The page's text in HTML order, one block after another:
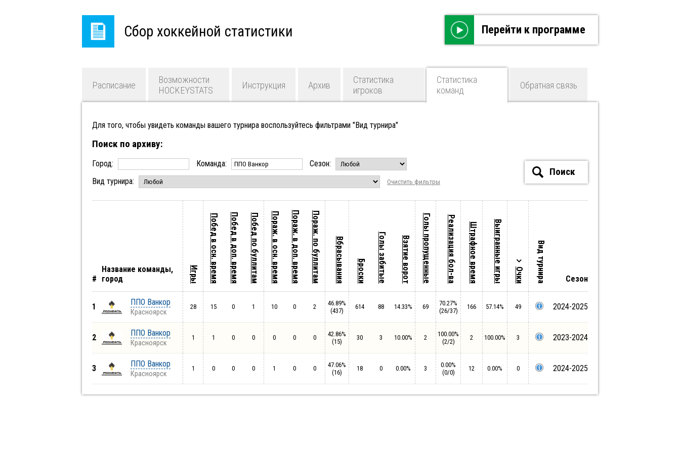
Перейти к программе
Сбор хоккейной статистики
Расписание
Возможности
HOCKEYSTATS
Инструкция Архив
Статистика
игроков
Статистика
команд
Обратная связь
Для того, чтобы увидеть команды вашего турнира воспользуйтесь фильтрами "Вид турнира"
Поиск
Поиск по архиву:
Город: Команда:
Сезон:
Вид турнира:
Очистить фильтры
#
Название команды,
город
Игры Побед в осн. времяПобед в доп. времяПобед по буллитамПораж. в осн. времяПораж. в доп. времяПораж. по буллитам Вбрасывания Броски Голы забитые Взятие ворот Голы пропущенные Реализация бол-ва Штрафное время Выигранные игры Очки Вид турнира Сезон
1 ППО Ванкор
Красноярск
28 15 0 1 10 0 2
46.89%
(437)
614 88 14.33% 69
70.27%
(26/37)
166 57.14% 49 2024-2025
2 ППО Ванкор
Красноярск
1 1 0 0 0 0 0
42.86%
(15)
30 3 10.00% 2
100.00%
(2/2)
2 100.00% 3 2023-2024
3 ППО Ванкор
Красноярск
1 0 0 0 1 0 0
47.06%
(16)
18 0 0.00% 3
0.00%
(0/0)
12 0.00% 0 2024-2025